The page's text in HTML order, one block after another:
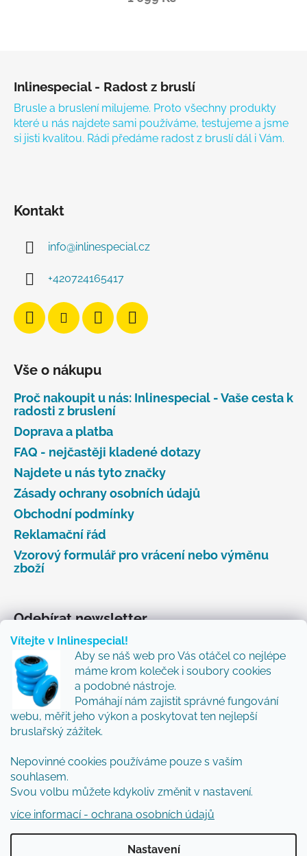
Vítejte v Inlinespecial!
Aby se náš web pro Vás otáčel co nejlépe
máme krom koleček i soubory cookies
a podobné nástroje.
Pomáhají nám zajistit správné fungování
webu, měřit jeho výkon a poskytovat ten nejlepší
bruslařský zážitek.
Nepovinné cookies používáme pouze s vaším
souhlasem.
Svou volbu můžete kdykoliv změnit v nastavení.
více informací - ochrana osobních údajů
Nastavení
Inlinespecial - Radost z bruslí
Brusle a bruslení milujeme. Proto všechny produkty
které u nás najdete sami používáme, testujeme a jsme
si jisti kvalitou. Rádi předáme radost z bruslí dál i Vám.
Kontakt
info@inlinespecial.cz
+420724165417
Vše o nákupu
Proč nakoupit u nás: Inlinespecial - Vaše cesta k
radosti z bruslení
Doprava a platba
FAQ - nejčastěji kladené dotazy
Najdete u nás tyto značky
Zásady ochrany osobních údajů
Obchodní podmínky
Reklamační řád
Vzorový formulář pro vrácení nebo výměnu
zboží
Odebírat newsletter
Vložte svůj e-mail a my vám budeme zasílat informace
o nových produktech na našem e-shopu.
Přidejte se k nám a my Vám budeme zasílat ty nejlepší
novinky a tipy.
E-mail
Vložením e-mailu souhlasíte spodmínkami
ochrany osobních údajů
PŘIHLÁSIT SE